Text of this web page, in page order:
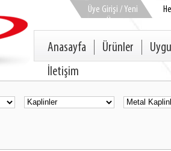
Üye Girişi / Yeni
Üye
Anasayfa Ürünler
İletişim